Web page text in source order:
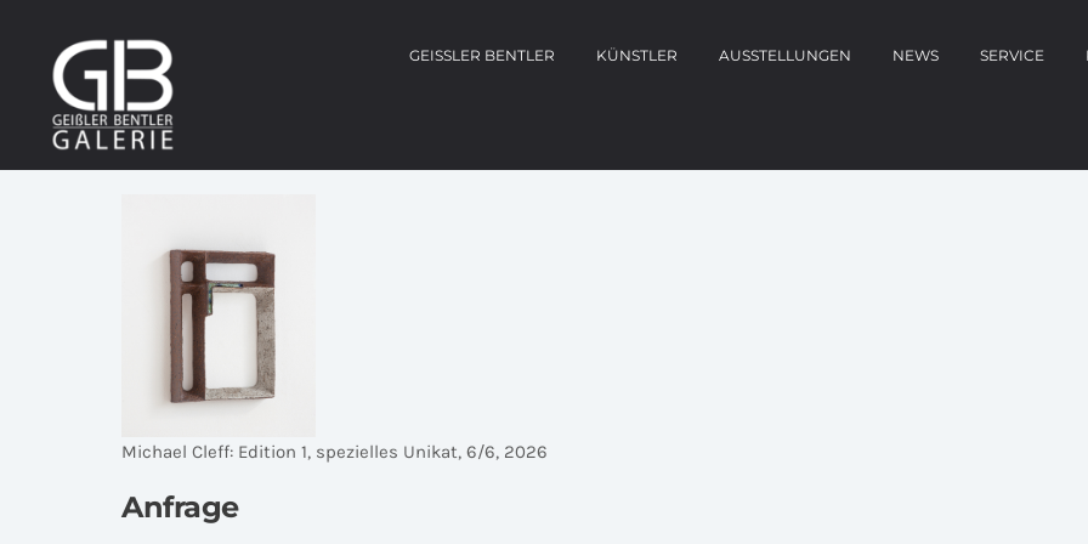
GEISSLER BENTLER KÜNSTLER AUSSTELLUNGEN NEWS SERVICE
Michael Cleff: Edition 1, spezielles Unikat, 6/6, 2026
Anfrage